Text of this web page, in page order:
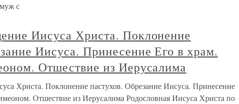
с
Иисуса Христа. Поклонение
Иисуса. Принесение Его в храм.
Отшествие из Иерусалима
Христа. Поклонение пастухов. Обрезание Иисуса. Принесение
Отшествие из Иерусалима Родословная Иисуса Христа по